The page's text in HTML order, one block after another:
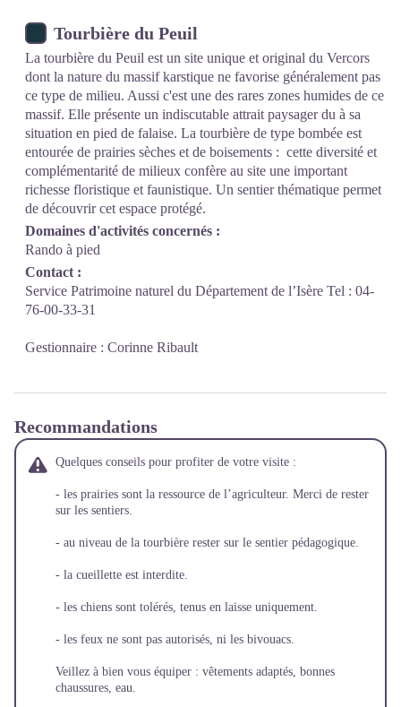
Tourbière du Peuil
La tourbière du Peuil est un site unique et original du Vercors
dont la nature du massif karstique ne favorise généralement pas
ce type de milieu. Aussi c'est une des rares zones humides de ce
massif. Elle présente un indiscutable attrait paysager du à sa
situation en pied de falaise. La tourbière de type bombée est
entourée de prairies sèches et de boisements : cette diversité et
complémentarité de milieux confère au site une important
richesse floristique et faunistique. Un sentier thématique permet
de découvrir cet espace protégé.
Domaines d'activités concernés :
Rando à pied
Contact :
Service Patrimoine naturel du Département de l’Isère Tel : 04-
76-00-33-31
Gestionnaire : Corinne Ribault
Recommandations
Quelques conseils pour profiter de votre visite :
- les prairies sont la ressource de l’agriculteur. Merci de rester
sur les sentiers.
- au niveau de la tourbière rester sur le sentier pédagogique.
- la cueillette est interdite.
- les chiens sont tolérés, tenus en laisse uniquement.
- les feux ne sont pas autorisés, ni les bivouacs.
Veillez à bien vous équiper : vêtements adaptés, bonnes
chaussures, eau.